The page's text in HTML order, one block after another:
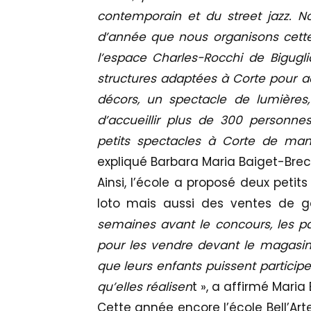
contemporain et du street jazz.
d’année que nous organisons
l’espace Charles-Rocchi de
structures adaptées à Corte pour
décors, un spectacle de
d’accueillir plus de 300
petits spectacles à Corte de
expliqué Barbara Maria Baiget-
Ainsi, l’école a proposé deux
loto mais aussi des ventes de
semaines avant le concours, les
pour les vendre devant le
que leurs enfants puissent
qu’elles réalisent », a affirmé Maria
Cette année encore l’école